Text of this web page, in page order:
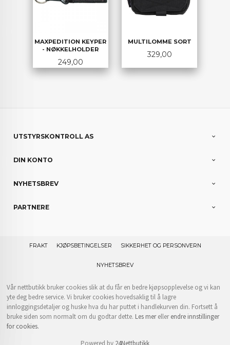
MAXPEDITION KEYPER
- NØKKELHOLDER
Pris
249,00
MULTILOMME SORT
Pris
329,00
UTSTYRSKONTROLL AS
DIN KONTO
NYHETSBREV
PARTNERE
FRAKT KJØPSBETINGELSER SIKKERHET OG PERSONVERN
NYHETSBREV
Vår nettbutikk bruker cookies slik at du får en bedre kjøpsopplevelse og vi kan
yte deg bedre service. Vi bruker cookies hovedsaklig til å lagre
innloggingsdetaljer og huske hva du har puttet i handlekurven din. Fortsett å
bruke siden som normalt om du godtar dette. Les merellerendre innstillinger
for cookies.
Powered by 24Nettbutikk